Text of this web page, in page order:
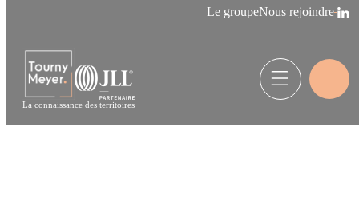
Le groupeNous rejoindre
La connaissance des territoires